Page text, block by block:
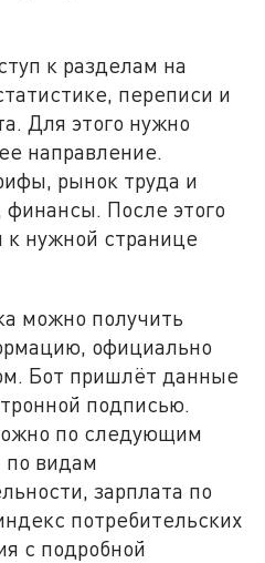
к разделам на
переписи и
Для этого нужно
направление.
рынок труда и
финансы. После этого
к нужной странице
можно получить
официально
Бот пришлёт данные
подписью.
по следующим
по видам
зарплата по
потребительских
с подробной